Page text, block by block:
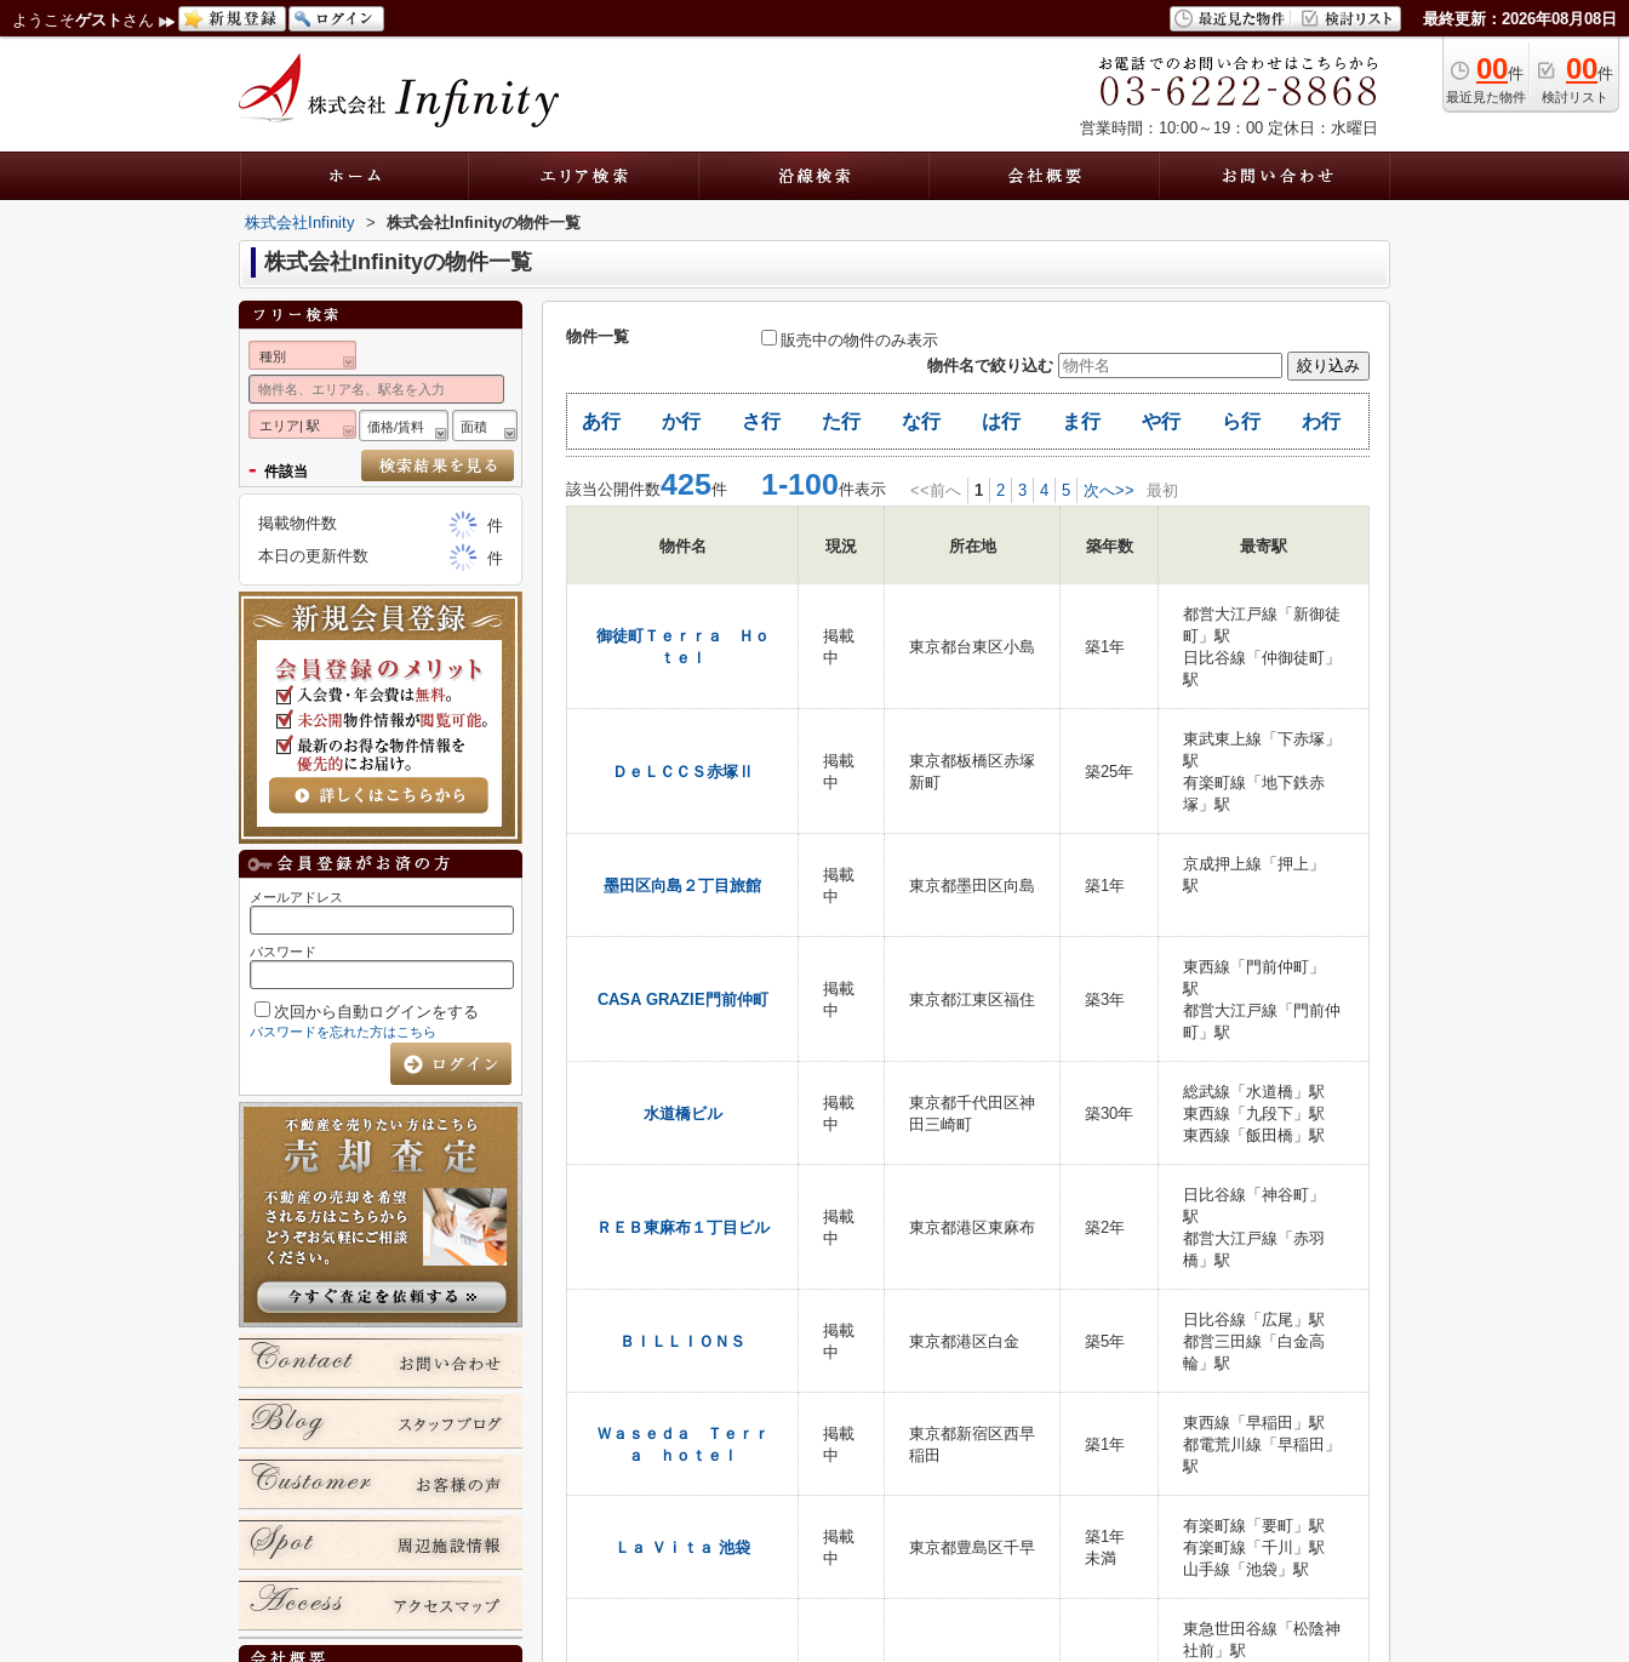
ようこそゲスト さん 最終更新：2026年08月08日
00件
最近見た物件
00件
検討リスト
営業時間：10:00～19：00 定休日：水曜日
株式会社Infinity > 株式会社Infinityの物件一覧
株式会社Infinityの物件一覧
物件一覧
販売中の物件のみ表示
物件名で絞り込む
あ行 か行 さ行 た行 な行 は行 ま行 や行 ら行 わ行
該当公開件数425件 1-100件表示 <<前へ 1 2 3 4 5 次へ>> 最初
物件名 現況 所在地 築年数 最寄駅
御徒町Ｔｅｒｒａ Ｈｏ
ｔｅｌ
掲載
中
東京都台東区小島 築1年
都営大江戸線「新御徒
町」駅
日比谷線「仲御徒町」
駅
ＤｅＬＣＣＳ赤塚Ⅱ
掲載
中
東京都板橋区赤塚
新町
築25年
東武東上線「下赤塚」
駅
有楽町線「地下鉄赤
塚」駅
墨田区向島２丁目旅館
掲載
中
東京都墨田区向島 築1年
京成押上線「押上」
駅
CASA GRAZIE門前仲町
掲載
中
東京都江東区福住 築3年
東西線「門前仲町」
駅
都営大江戸線「門前仲
町」駅
水道橋ビル
掲載
中
東京都千代田区神
田三崎町
築30年
総武線「水道橋」駅
東西線「九段下」駅
東西線「飯田橋」駅
ＲＥＢ東麻布１丁目ビル
掲載
中
東京都港区東麻布 築2年
日比谷線「神谷町」
駅
都営大江戸線「赤羽
橋」駅
ＢＩＬＬＩＯＮＳ
掲載
中
東京都港区白金 築5年
日比谷線「広尾」駅
都営三田線「白金高
輪」駅
Ｗａｓｅｄａ Ｔｅｒｒ
ａ ｈｏｔｅｌ
掲載
中
東京都新宿区西早
稲田
築1年
東西線「早稲田」駅
都電荒川線「早稲田」
駅
Ｌａ Ｖｉｔａ 池袋
掲載
中
東京都豊島区千早
築1年
未満
有楽町線「要町」駅
有楽町線「千川」駅
山手線「池袋」駅
東急世田谷線「松陰神
社前」駅
種別
エリア| 駅 価格/賃料 面積
- 件該当
掲載物件数
件
本日の更新件数
件
メールアドレス
パスワード
次回から自動ログインをする
パスワードを忘れた方はこちら